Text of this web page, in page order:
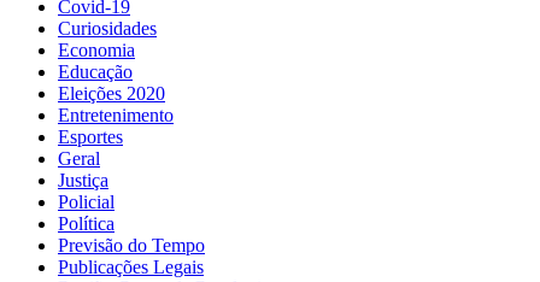
Covid-19
Curiosidades
Economia
Educação
Eleições 2020
Entretenimento
Esportes
Geral
Justiça
Policial
Política
Previsão do Tempo
Publicações Legais